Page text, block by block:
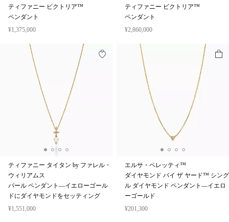
ティファニー ビクトリア™
ペンダント
¥1,375,000
ティファニー ビクトリア™
ペンダント
¥2,860,000
ティファニー タイタン by ファレル・
ウィリアムス
パール ペンダント—イエローゴール
ドにダイヤモンドをセッティング
¥1,551,000
エルサ・ペレッティ™
ダイヤモンド バイ ザ ヤード™ シング
ル ダイヤモンド ペンダント—イエロ
ーゴールド
¥201,300